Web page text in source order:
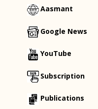
Aasmant
Google News
YouTube
Subscription
Publications